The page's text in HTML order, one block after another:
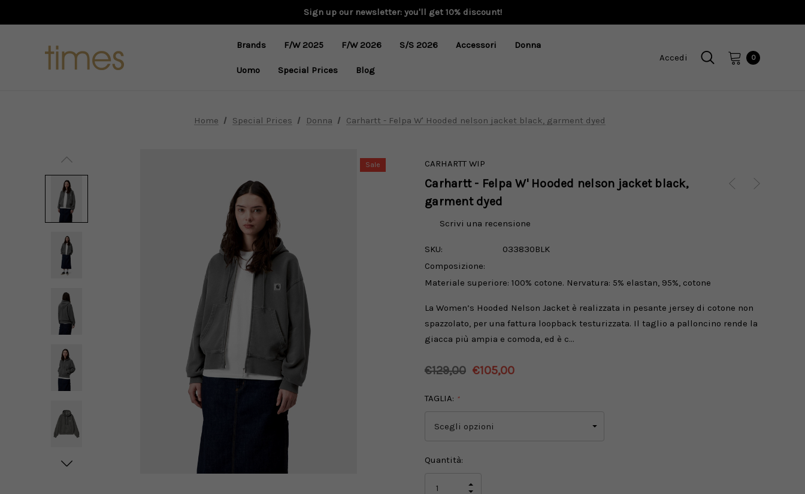
Sign up our newsletter: you'll get 10% discount!
Brands F/W 2025 F/W 2026 S/S 2026 Accessori Donna
Uomo Special Prices Blog
Accedi 0
Home Special Prices Donna Carhartt - Felpa W' Hooded nelson jacket black, garment dyed
Sale CARHARTT WIP
Carhartt - Felpa W' Hooded nelson jacket black,
garment dyed
Scrivi una recensione
SKU:
033830BLK
Composizione:
Materiale superiore: 100% cotone. Nervatura: 5% elastan, 95%, cotone
La Women’s Hooded Nelson Jacket è realizzata in pesante jersey di cotone non
spazzolato, per una fattura loopback testurizzata. Il taglio a palloncino rende la
giacca più ampia e comoda, ed è c…
€129,00 €105,00
TAGLIA: *
Disponibilità
Quantità:
AUMENTA